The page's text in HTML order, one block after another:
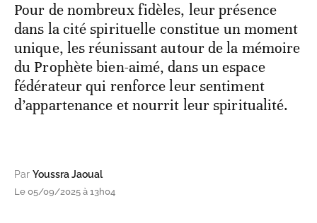
Pour de nombreux fidèles, leur présence
dans la cité spirituelle constitue un moment
unique, les réunissant autour de la mémoire
du Prophète bien-aimé, dans un espace
fédérateur qui renforce leur sentiment
d’appartenance et nourrit leur spiritualité.
Par Youssra Jaoual
Le 05/09/2025 à 13h04